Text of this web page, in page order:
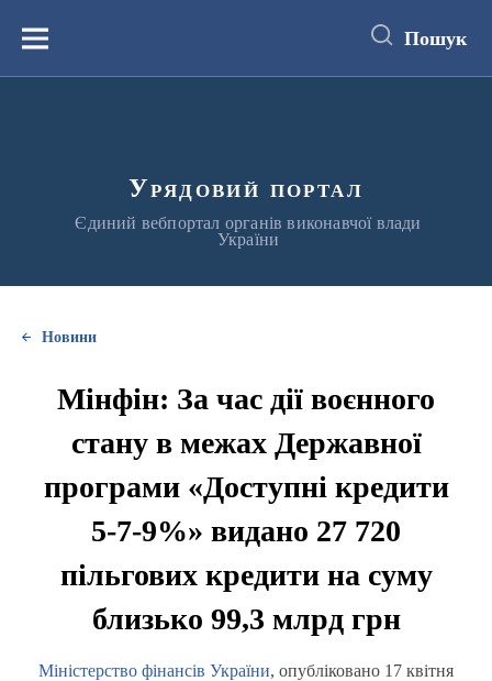
вмістуМеню Пошук
Урядовий портал
Єдиний вебпортал органів виконавчої влади
України
Новини
Мінфін: За час дії воєнного
стану в межах Державної
програми «Доступні кредити
5-7-9%» видано 27 720
пільгових кредити на суму
близько 99,3 млрд грн
Міністерство фінансів України, опубліковано 17 квітня